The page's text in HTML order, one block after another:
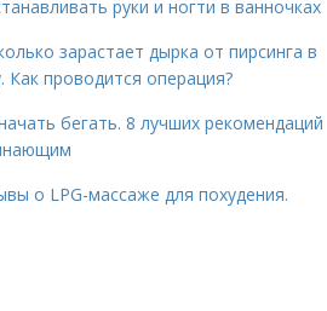
руки и ногти в ванночках
зарастает дырка от пирсинга в
Как проводится операция?
бегать. 8 лучших рекомендаций
о LPG-массаже для похудения.